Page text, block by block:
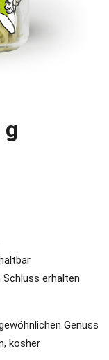
g
erhalten
Genuss
kosher